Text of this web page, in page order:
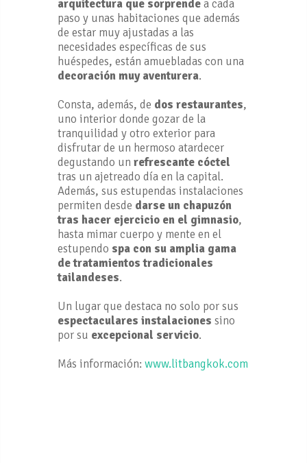
arquitectura que sorprendea cada
paso y unas habitaciones que además
de estar muy ajustadas a las
necesidades específicas de sus
huéspedes, están amuebladas con una
decoración muy aventurera.
Consta, además, de dos restaurantes,
uno interior donde gozar de la
tranquilidad y otro exterior para
disfrutar de un hermoso atardecer
degustando un refrescante cóctel
tras un ajetreado día en la capital.
Además, sus estupendas instalaciones
permiten desde darse un chapuzón
tras hacer ejercicio en el gimnasio,
hasta mimar cuerpo y mente en el
estupendo spa con su amplia gama
de tratamientos tradicionales
tailandeses.
Un lugar que destaca no solo por sus
espectaculares instalaciones sino
por su excepcional servicio.
Más información: www.litbangkok.com